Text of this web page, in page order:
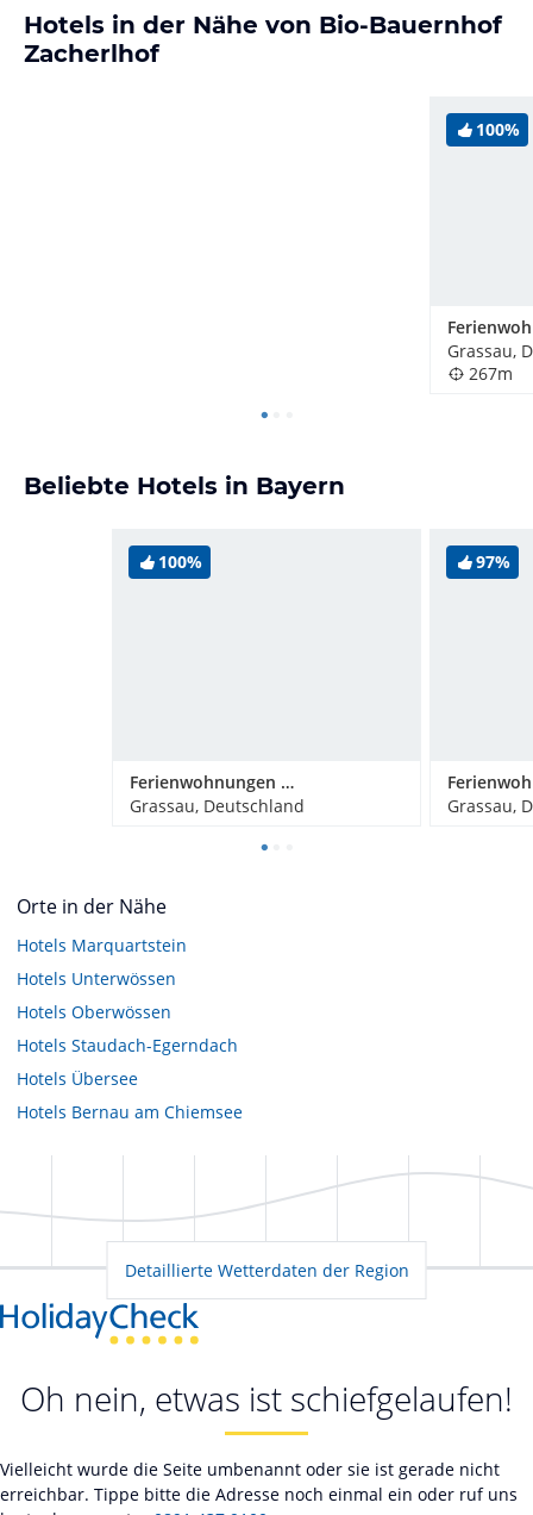
Hotels in der Nähe von Bio-Bauernhof
Zacherlhof
100%
Grassau,
267m
Beliebte Hotels in Bayern
100%
Ferienwohnungen Großrachlhof
Grassau, Deutschland
97%
Grassau,
Orte in der Nähe
Hotels Marquartstein
Hotels Unterwössen
Hotels Oberwössen
Hotels Staudach-Egerndach
Hotels Übersee
Hotels Bernau am Chiemsee
Detaillierte Wetterdaten der Region
Oh nein, etwas ist schiefgelaufen!
Vielleicht wurde die Seite umbenannt oder sie ist gerade nicht
erreichbar. Tippe bitte die Adresse noch einmal ein oder ruf uns